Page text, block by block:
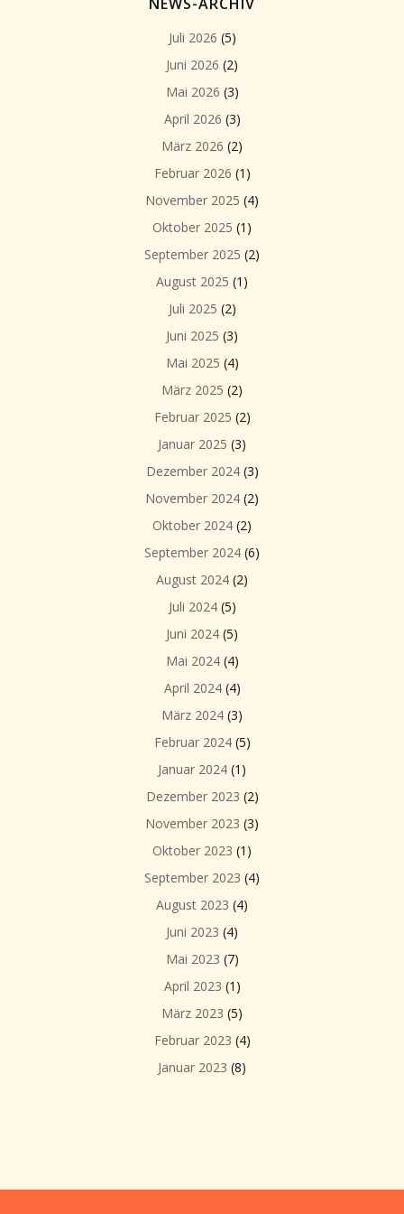
Juli 2026 (5)
Juni 2026 (2)
Mai 2026 (3)
April 2026 (3)
März 2026 (2)
Februar 2026 (1)
November 2025 (4)
Oktober 2025 (1)
September 2025 (2)
August 2025 (1)
Juli 2025 (2)
Juni 2025 (3)
Mai 2025 (4)
März 2025 (2)
Februar 2025 (2)
Januar 2025 (3)
Dezember 2024(3)
November 2024 (2)
Oktober 2024 (2)
September 2024 (6)
August 2024 (2)
Juli 2024(5)
Juni 2024 (5)
Mai 2024(4)
April 2024(4)
März 2024 (3)
Februar 2024(5)
Januar 2024 (1)
Dezember 2023 (2)
November 2023 (3)
Oktober 2023 (1)
September 2023 (4)
August 2023 (4)
Juni 2023 (4)
Mai 2023 (7)
April 2023 (1)
März 2023 (5)
Februar 2023 (4)
Januar 2023 (8)